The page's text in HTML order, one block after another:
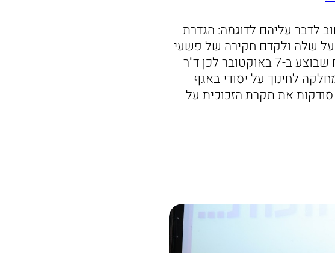
לדבר עליהם לדוגמה: הגדרת
על שלה ולקדם חקירה של פשעי
המלחמה שבוצעו על ידי חמאס כנגד נשים וילדים במהלך הטבח שבוצע ב-7 באוקטובר לכן ד"ר
לחינוך על יסודי באגף
סודקות את תקרת הזכוכית על